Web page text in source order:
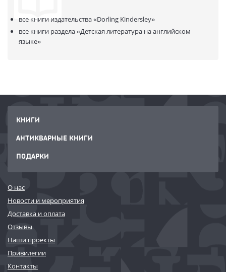
все книги издательства«Dorling Kindersley»
все книги раздела«Детская литература на английском
языке»
КНИГИ
АНТИКВАРНЫЕ КНИГИ
ПОДАРКИ
О нас
Новости и мероприятия
Доставка и оплата
Отзывы
Наши проекты
Привилегии
Контакты